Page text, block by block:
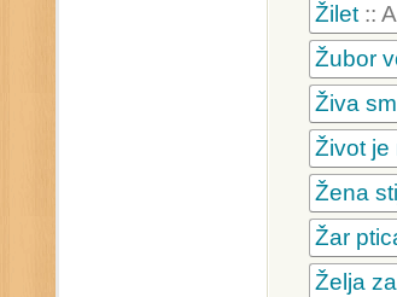
Žilet ::
Žubor
Živa
Život je
Žena
Žar
Želja